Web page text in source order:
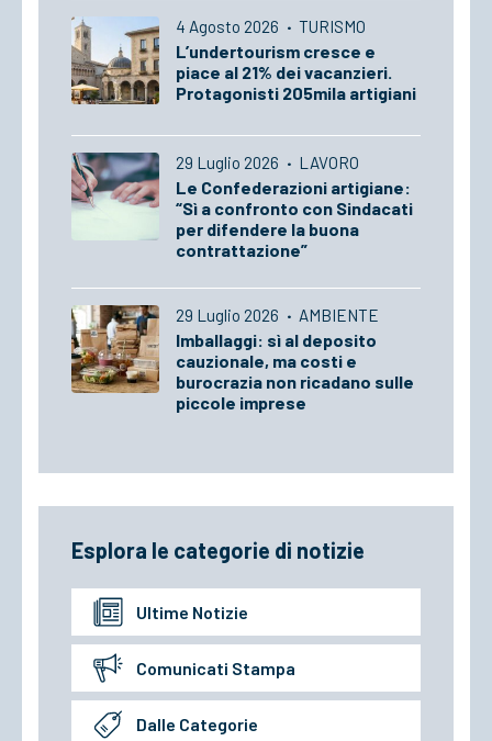
4 Agosto 2026 · TURISMO
L’undertourism cresce e
piace al 21% dei vacanzieri.
Protagonisti 205mila artigiani
29 Luglio 2026 · LAVORO
Le Confederazioni artigiane:
“Sì a confronto con Sindacati
per difendere la buona
contrattazione”
29 Luglio 2026 · AMBIENTE
Imballaggi: sì al deposito
cauzionale, ma costi e
burocrazia non ricadano sulle
piccole imprese
Esplora le categorie di notizie
Ultime Notizie
Comunicati Stampa
Dalle Categorie